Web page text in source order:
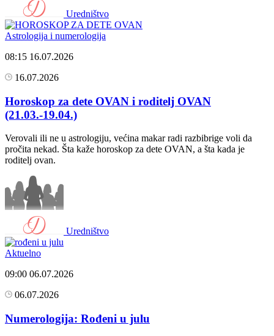
Uredništvo
Astrologija i numerologija
08:15 16.07.2026
16.07.2026
Horoskop za dete OVAN i roditelj OVAN
(21.03.-19.04.)
Verovali ili ne u astrologiju, većina makar radi razbibrige voli da
pročita nekad. Šta kaže horoskop za dete OVAN, a šta kada je
roditelj ovan.
Uredništvo
Aktuelno
09:00 06.07.2026
06.07.2026
Numerologija: Rođeni u julu